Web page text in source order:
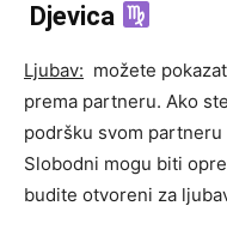
Djevica
Ljubav: možete
prema partneru. Ako
podršku svom
Slobodni mogu biti
budite otvoreni za